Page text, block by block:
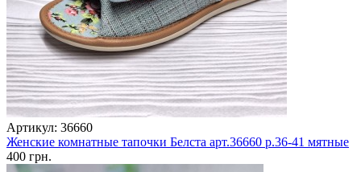
Артикул: 36660
Женские комнатные тапочки Белста арт.36660 р.36-41 мятные
400 грн.